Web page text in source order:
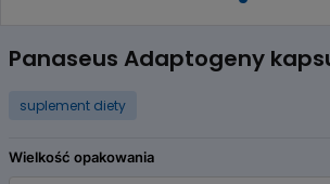
1
of
Panaseus Adaptogeny
suplement diety
Wielkość opakowania